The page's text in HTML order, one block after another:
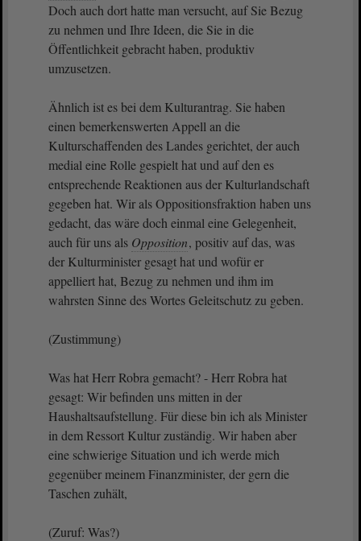
Doch auch dort hatte man versucht, auf Sie Bezug
zu nehmen und Ihre Ideen, die Sie in die
Öffentlichkeit gebracht haben, produktiv
umzusetzen.
Ähnlich ist es bei dem Kulturantrag. Sie haben
einen bemerkenswerten Appell an die
Kulturschaffenden des Landes gerichtet, der auch
medial eine Rolle gespielt hat und auf den es
entsprechende Reaktionen aus der Kulturlandschaft
gegeben hat. Wir als Oppositionsfraktion haben uns
gedacht, das wäre doch einmal eine Gelegenheit,
auch für uns als Opposition, positiv auf das, was
der Kulturminister gesagt hat und wofür er
appelliert hat, Bezug zu nehmen und ihm im
wahrsten Sinne des Wortes Geleitschutz zu geben.
(Zustimmung)
Was hat Herr Robra gemacht? - Herr Robra hat
gesagt: Wir befinden uns mitten in der
Haushaltsaufstellung. Für diese bin ich als Minister
in dem Ressort Kultur zuständig. Wir haben aber
eine schwierige Situation und ich werde mich
gegenüber meinem Finanzminister, der gern die
Taschen zuhält,
(Zuruf: Was?)